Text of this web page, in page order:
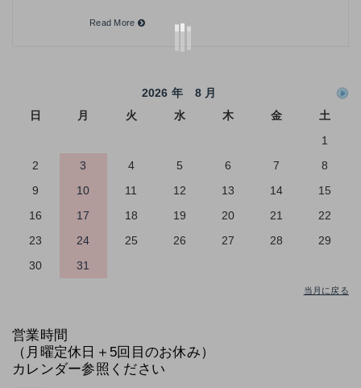
Read More
2026 年 8 月
日
月 火 水 木 金
土
1
2
3 4 5 6 7
8
9
10 11 12 13 14
15
16
17 18 19 20 21
22
23
24 25 26 27 28
29
30
31
当月に戻る
営業時間
（月曜定休日＋5回目のお休み）
カレンダー参照ください